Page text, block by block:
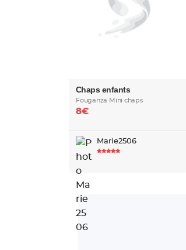
Chaps enfants
Fouganza Mini chaps
8€
Marie2506